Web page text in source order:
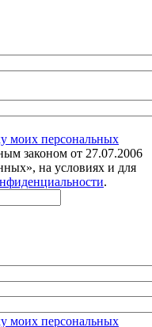
моих персональных
законом от 27.07.2006
на условиях и для
.
моих персональных